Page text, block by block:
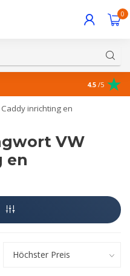
0
4.5 /5
Caddy inrichting en
VW
en